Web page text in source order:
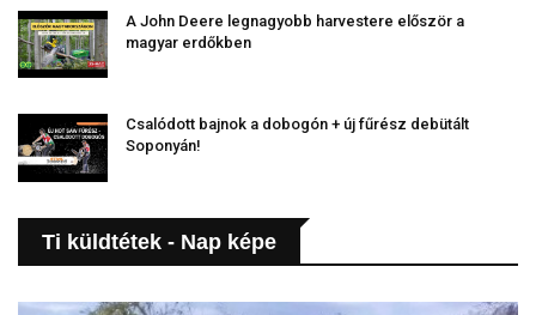
A John Deere legnagyobb harvestere először a
magyar erdőkben
Csalódott bajnok a dobogón + új fűrész debütált
Soponyán!
Ti küldtétek - Nap képe